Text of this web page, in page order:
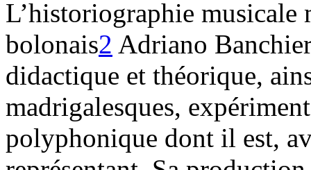
L’historiographie musicale
bolonais2 Adriano
didactique et théorique,
madrigalesques,
polyphonique dont il est,